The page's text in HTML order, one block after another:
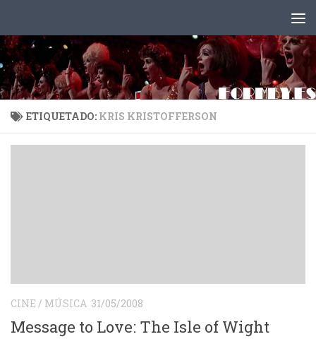
ETIQUETADO: KRIS KRISTOFFERSON
CINE / MÚSICA 31/05/2008
Message to Love: The Isle of Wight